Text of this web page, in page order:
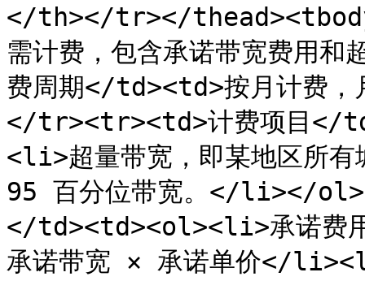
</th></tr></
需计费，包含承诺带宽费用
费周期</td><td>按月计费
</tr><tr><td>计费项目</
<li>超量带宽，即某地区所有
95 百分位带宽。</li></
</td><td><ol><li>承诺费
承诺带宽 × 承诺单价</